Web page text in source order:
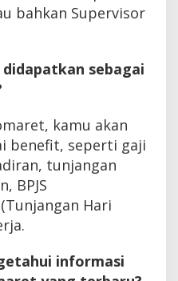
bahkan Supervisor
sebagai
kamu akan
benefit, seperti gaji
tunjangan
BPJS
Hari
informasi